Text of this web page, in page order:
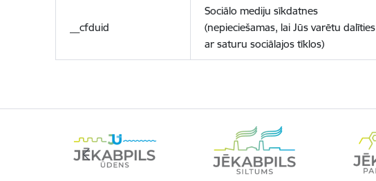
__cfduid
Sociālo mediju sīkdatnes
(nepieciešamas, lai Jūs varētu dalīties
ar saturu sociālajos tīklos)